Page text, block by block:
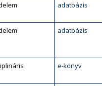
adatbázis
adatbázis
e-könyv